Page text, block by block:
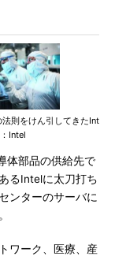
則をけん引してきたInt
Intel
体部品の供給先で
るIntelに太刀打ち
ンターのサーバに
ワーク、医療、産